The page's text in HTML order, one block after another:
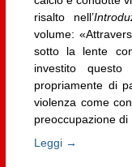
risalto nell’
volume:
sotto la lente
investito
propriamente di
violenza come
preoccupazione di
Leggi →